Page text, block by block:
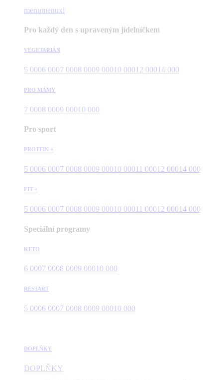
menumenuxl
Pro každý den s upraveným jídelníčkem
VEGETARIÁN
5 0006 0007 0008 0009 00010 00012 00014 000
PRO MÁMY
7 0008 0009 00010 000
Pro sport
PROTEIN +
5 0006 0007 0008 0009 00010 00011 00012 00014 000
FIT +
5 0006 0007 0008 0009 00010 00011 00012 00014 000
Speciální programy
KETO
6 0007 0008 0009 00010 000
RESTART
5 0006 0007 0008 0009 00010 000
DOPLŇKY
DOPLŇKY